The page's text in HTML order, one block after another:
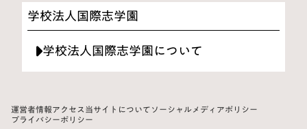
学校法人国際志学園
学校法人国際志学園について
運営者情報アクセス当サイトについてソーシャルメディアポリシー
プライバシーポリシー